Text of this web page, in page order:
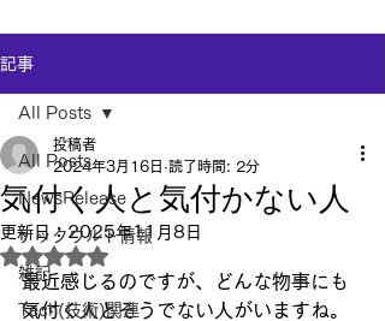
記事
All Posts
NewsRelease
テックウルト情報
雑記
Tech(技術)関連
All Posts
気付く人と気付かない人
投稿者
2024年3月16日 読了時間: 2分
更新日：2025年11月8日
5つ星のうちNaNと評価されています。
最近感じるのですが、どんな物事にも
気付く人とそうでない人がいますね。